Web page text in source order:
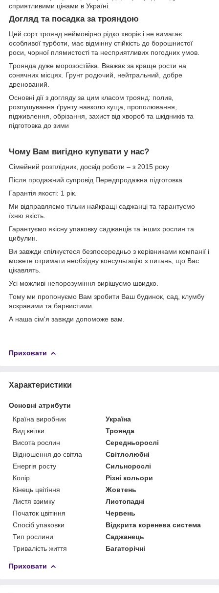
сприятливими цінами в Україні.
Догляд та посадка за трояндою
Цей сорт троянд неймовірно рідко хворіє і не вимагає
особливої турботи, має відмінну стійкість до борошнистої
роси, чорної плямистості та несприятливих погодних умов.
Троянда дуже морозостійка. Вважає за краще рости на
сонячних місцях. Грунт родючий, нейтральний, добре
дренований.
Основні дії з догляду за цим класом троянд: полив,
розпушування ґрунту навколо куща, прополювання,
підживлення, обрізання, захист від хвороб та шкідників та
підготовка до зими
Чому Вам вигідно купувати у нас?
Сімейний розплідник, досвід роботи – з 2015 року
Після продажний супровід Передпродажна підготовка
Гарантія якості: 1 рік.
Ми відправляємо тільки найкращі саджанці та гарантуємо
їхню якість.
Гарантуємо якісну упаковку саджанців та інших рослин та
цибулин.
Ви завжди спілкуєтеся безпосередньо з керівниками компанії і
можете отримати необхідну консультацію з питань, що Вас
цікавлять.
Усі можливі непорозуміння вирішуємо швидко.
Тому ми пропонуємо Вам зробити Ваш будинок, сад, клумбу
яскравими та барвистими.
А наша сім'я завжди допоможе вам.
Приховати
Характеристики
Основні атрибути
Країна виробник
Україна
Вид квітки
Троянда
Висота рослин
Середньорослі
Відношення до світла
Світлолюбні
Енергія росту
Сильнорослі
Колір
Різні кольори
Кінець цвітіння
Жовтень
Листя взимку
Листопадні
Початок цвітіння
Червень
Спосіб упаковки
Відкрита коренева система
Тип рослини
Саджанець
Тривалість життя
Багаторічні
Приховати